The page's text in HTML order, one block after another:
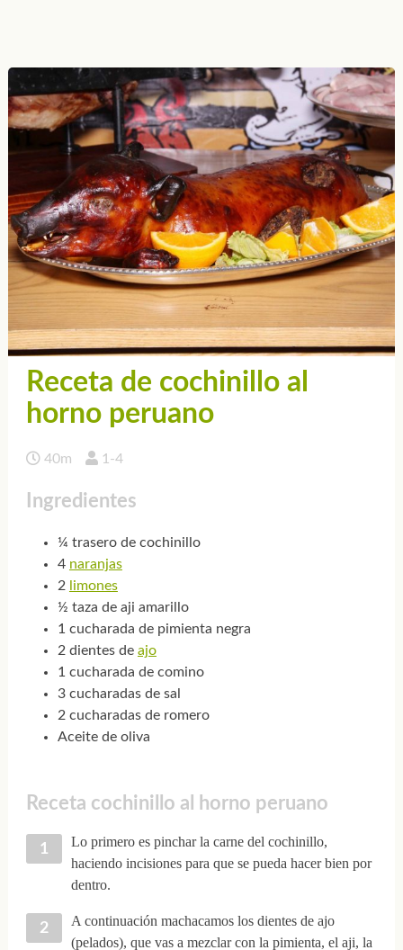
Receta de cochinillo al
horno peruano
40m 1-4
Ingredientes
¼ trasero de cochinillo
4 naranjas
2
limones
½ taza de aji amarillo
1 cucharada de pimienta negra
2 dientes de ajo
1 cucharada de comino
3 cucharadas de sal
2 cucharadas de romero
Aceite de oliva
Receta cochinillo al horno peruano
Lo primero es pinchar la carne del cochinillo,
haciendo incisiones para que se pueda hacer bien por
dentro.
A continuación machacamos los dientes de ajo
(pelados), que vas a mezclar con la pimienta, el aji, la